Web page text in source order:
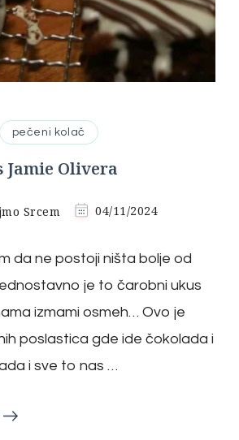
pečeni kolač
Jamie Olivera
Srcem 04/11/2024
da ne postoji ništa bolje od
je to čarobni ukus
izmami osmeh… Ovo je
poslastica gde ide čokolada i
i sve to nas …